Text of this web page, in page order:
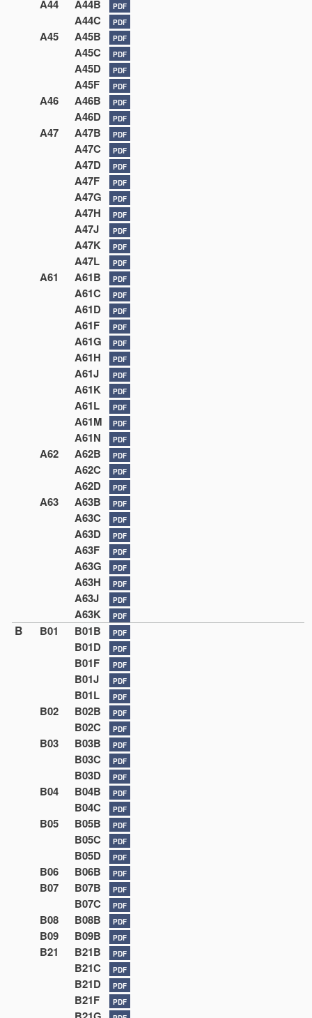
A44 A44B PDF
A44C PDF
A45 A45B PDF
A45C PDF
A45D PDF
A45F PDF
A46 A46B PDF
A46D PDF
A47 A47B PDF
A47C PDF
A47D PDF
A47F PDF
A47G PDF
A47H PDF
A47J PDF
A47K PDF
A47L PDF
A61 A61B PDF
A61C PDF
A61D PDF
A61F PDF
A61G PDF
A61H PDF
A61J PDF
A61K PDF
A61L PDF
A61M PDF
A61N PDF
A62 A62B PDF
A62C PDF
A62D PDF
A63 A63B PDF
A63C PDF
A63D PDF
A63F PDF
A63G PDF
A63H PDF
A63J PDF
A63K PDF
B B01 B01B PDF
B01D PDF
B01F PDF
B01J PDF
B01L PDF
B02 B02B PDF
B02C PDF
B03 B03B PDF
B03C PDF
B03D PDF
B04 B04B PDF
B04C PDF
B05 B05B PDF
B05C PDF
B05D PDF
B06 B06B PDF
B07 B07B PDF
B07C PDF
B08 B08B PDF
B09 B09B PDF
B21 B21B PDF
B21C PDF
B21D PDF
B21F PDF